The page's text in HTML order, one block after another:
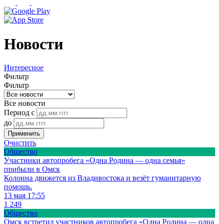
Новости
Интересное
Фильтр
Фильтр
Все новости
Период с
до
Применить
Очистить
Общество
Участники автопробега «Одна Родина — одна семья»
прибыли в Омск
Колонна движется из Владивостока и везёт гуманитарную
помощь.
13 мая 17:55
1 249
Общество
Омск встретил участников автопробега «Одна Родина — одна